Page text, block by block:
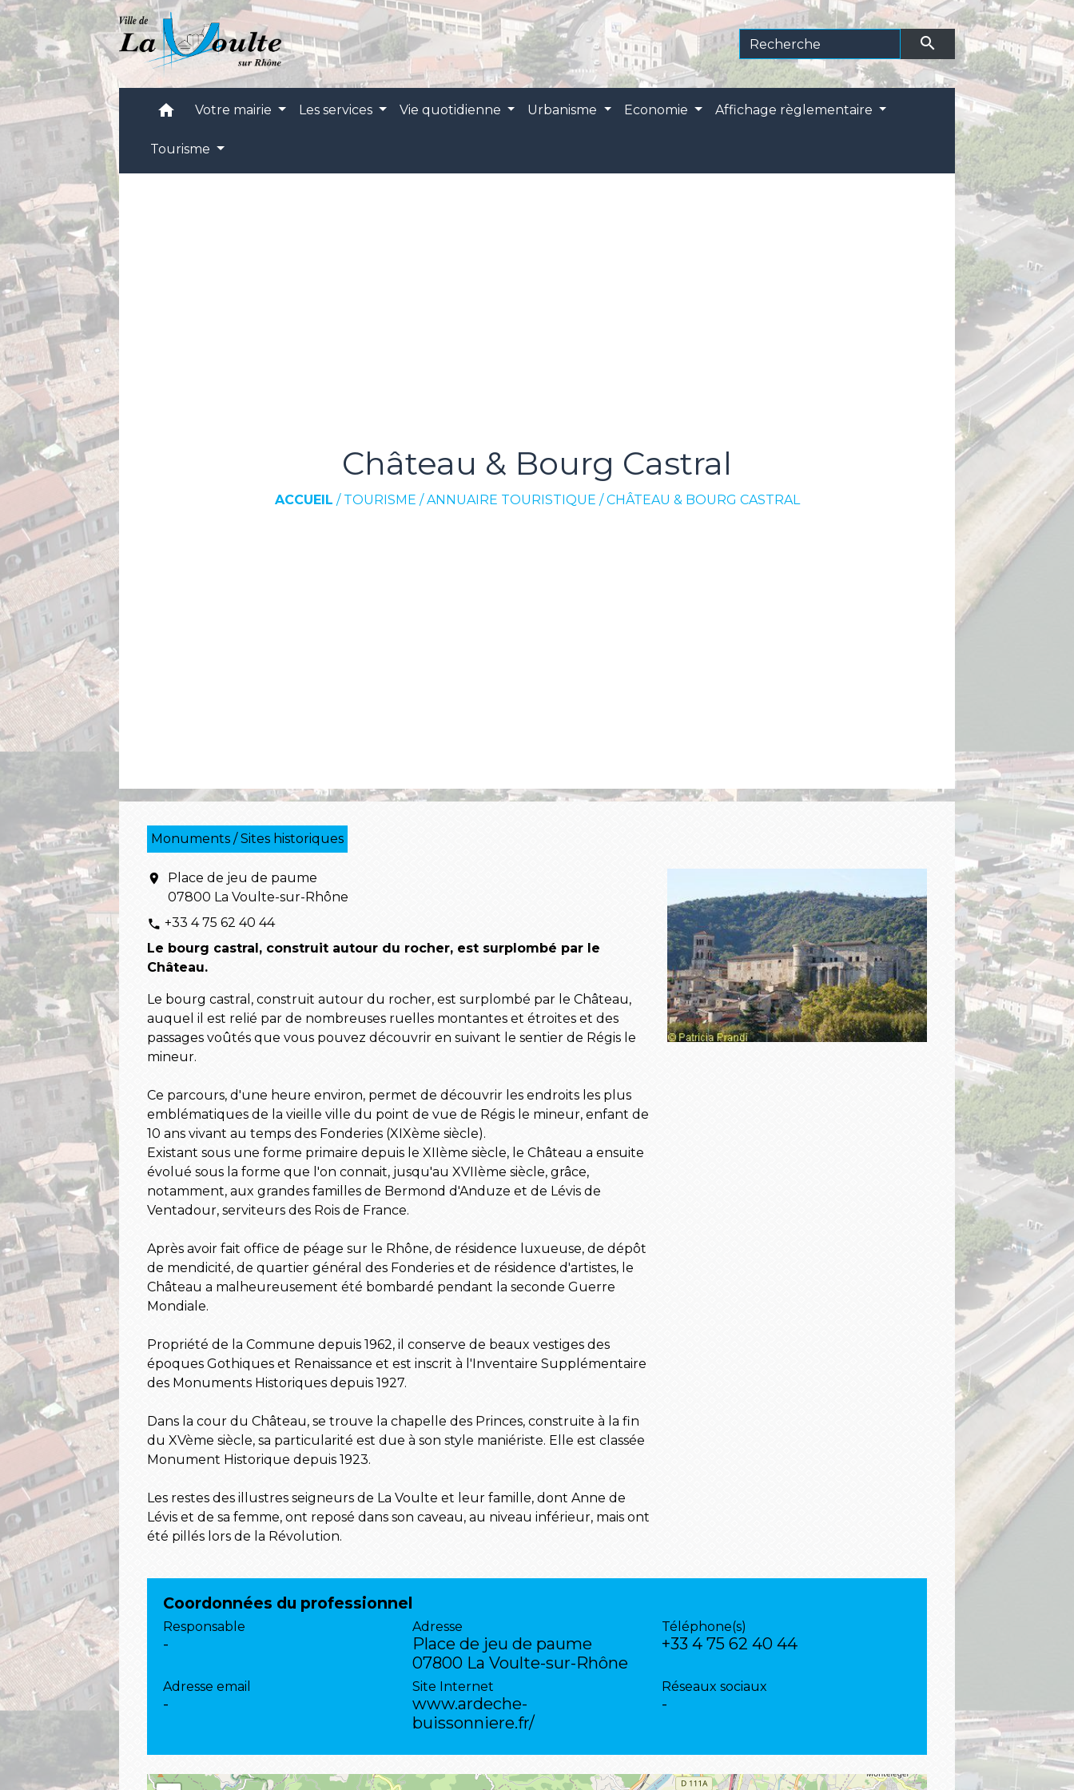
search
home Votre mairie Les services Vie quotidienne Urbanisme Economie Affichage règlementaire
Tourisme
Château & Bourg Castral
ACCUEIL / TOURISME /ANNUAIRE TOURISTIQUE /CHÂTEAU & BOURG CASTRAL
Monuments / Sites historiques
location_on
Place de jeu de paume
07800 La Voulte-sur-Rhône
phone +33 4 75 62 40 44
Le bourg castral, construit autour du rocher, est surplombé par le
Château.
Le bourg castral, construit autour du rocher, est surplombé par le Château,
auquel il est relié par de nombreuses ruelles montantes et étroites et des
passages voûtés que vous pouvez découvrir en suivant le sentier de Régis le
mineur.
Ce parcours, d'une heure environ, permet de découvrir les endroits les plus
emblématiques de la vieille ville du point de vue de Régis le mineur, enfant de
10 ans vivant au temps des Fonderies (XIXème siècle).
Existant sous une forme primaire depuis le XIIème siècle, le Château a ensuite
évolué sous la forme que l'on connait, jusqu'au XVIIème siècle, grâce,
notamment, aux grandes familles de Bermond d'Anduze et de Lévis de
Ventadour, serviteurs des Rois de France.
Après avoir fait office de péage sur le Rhône, de résidence luxueuse, de dépôt
de mendicité, de quartier général des Fonderies et de résidence d'artistes, le
Château a malheureusement été bombardé pendant la seconde Guerre
Mondiale.
Propriété de la Commune depuis 1962, il conserve de beaux vestiges des
époques Gothiques et Renaissance et est inscrit à l'Inventaire Supplémentaire
des Monuments Historiques depuis 1927.
Dans la cour du Château, se trouve la chapelle des Princes, construite à la fin
du XVème siècle, sa particularité est due à son style maniériste. Elle est classée
Monument Historique depuis 1923.
Les restes des illustres seigneurs de La Voulte et leur famille, dont Anne de
Lévis et de sa femme, ont reposé dans son caveau, au niveau inférieur, mais ont
été pillés lors de la Révolution.
Coordonnées du professionnel
Responsable
-
Adresse
Place de jeu de paume
07800 La Voulte-sur-Rhône
Téléphone(s)
+33 4 75 62 40 44
Adresse email
-
Site Internet
www.ardeche-
buissonniere.fr/
Réseaux sociaux
-